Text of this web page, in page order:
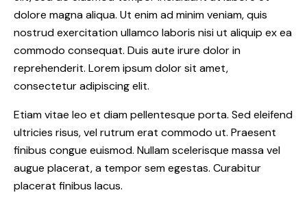
dolore magna aliqua. Ut enim ad minim veniam, quis
nostrud exercitation ullamco laboris nisi ut aliquip ex ea
commodo consequat. Duis aute irure dolor in
reprehenderit. Lorem ipsum dolor sit amet,
consectetur adipiscing elit.
Etiam vitae leo et diam pellentesque porta. Sed eleifend
ultricies risus, vel rutrum erat commodo ut. Praesent
finibus congue euismod. Nullam scelerisque massa vel
augue placerat, a tempor sem egestas. Curabitur
placerat finibus lacus.